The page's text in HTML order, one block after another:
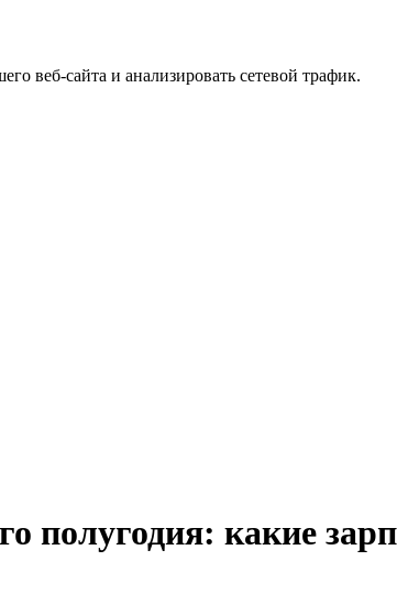
веб-сайта и анализировать сетевой трафик.
полугодия: какие